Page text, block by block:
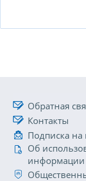
Обратная
Контакты
Подписка на
Об
информации